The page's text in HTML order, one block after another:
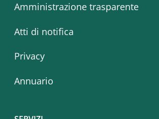
Amministrazione trasparente
Atti di notifica
Privacy
Annuario